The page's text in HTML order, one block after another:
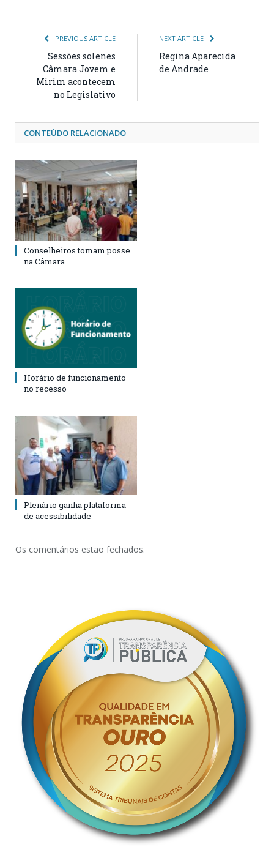
PREVIOUS ARTICLE
Sessões solenes
Câmara Jovem e
Mirim acontecem
no Legislativo
NEXT ARTICLE
Regina Aparecida
de Andrade
CONTEÚDO RELACIONADO
Conselheiros tomam posse
na Câmara
Horário de funcionamento
no recesso
Plenário ganha plataforma
de acessibilidade
Os comentários estão fechados.